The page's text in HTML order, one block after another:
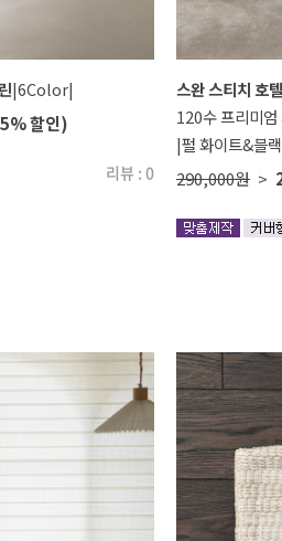
|6Color|
할인)
리뷰 : 0
스완 스티치 호
120수 프리미엄
|펄 화이트&블
290,000원 >